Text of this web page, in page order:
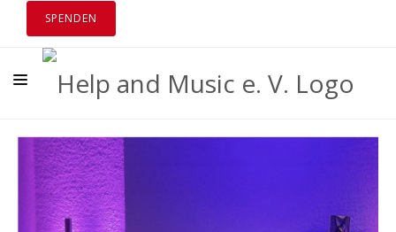
SPENDEN
ÜBER UNS
TERMINE
NEUIGKEITEN